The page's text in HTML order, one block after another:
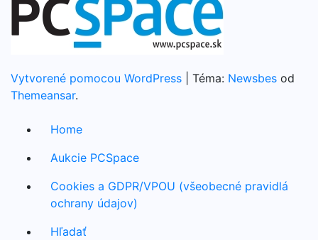
Vytvorené pomocou WordPress Téma: Newsbes od
Themeansar.
Home
Aukcie PCSpace
Cookies a GDPR/VPOU (všeobecné pravidlá
ochrany údajov)
Hľadať